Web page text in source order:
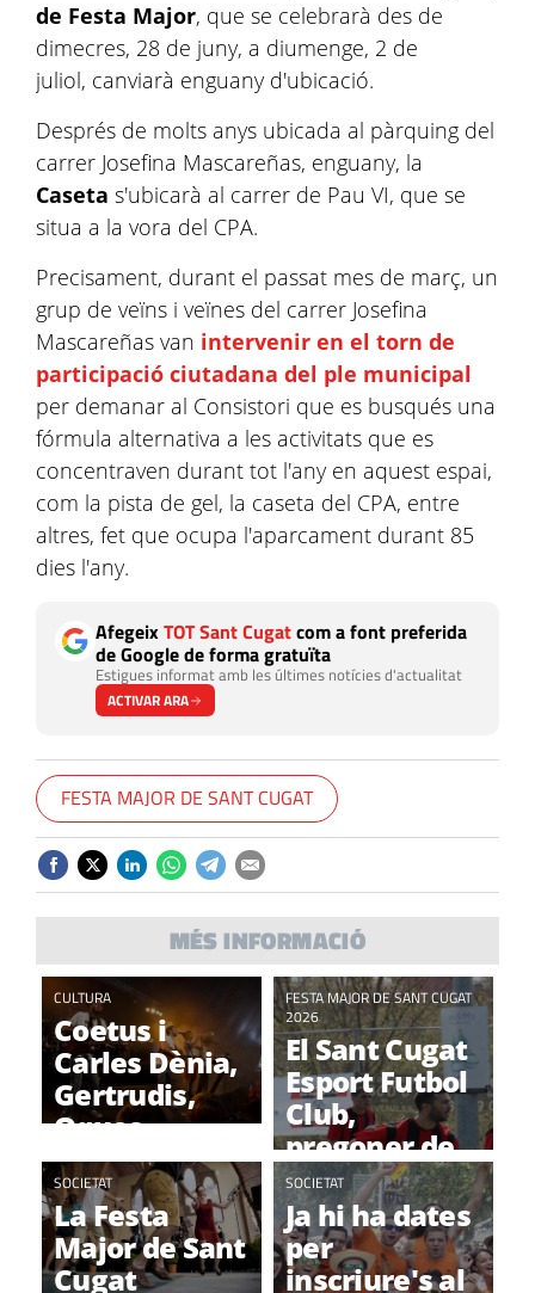
de Festa Major, que se celebrarà des de
dimecres, 28 de juny, a diumenge, 2 de
juliol, canviarà enguany d'ubicació.
Després de molts anys ubicada al pàrquing del
carrer Josefina Mascareñas, enguany, la
Caseta s'ubicarà al carrer de Pau VI, que se
situa a la vora del CPA.
Precisament, durant el passat mes de març, un
grup de veïns i veïnes del carrer Josefina
Mascareñas van intervenir en el torn de
participació ciutadana del ple municipal
per demanar al Consistori que es busqués una
fórmula alternativa a les activitats que es
concentraven durant tot l'any en aquest espai,
com la pista de gel, la caseta del CPA, entre
altres, fet que ocupa l'aparcament durant 85
dies l'any.
AfegeixTOT Sant Cugatcom a font preferida
de Google de forma gratuïta
Estigues informat amb les últimes notícies d'actualitat
ACTIVAR ARA
FESTA MAJOR DE SANT CUGAT
MÉS INFORMACIÓ
CULTURA
Coetus i
Carles Dènia,
Gertrudis,
Oques
Grasses i
Animal, per la
Festa Major
FESTA MAJOR DE SANT CUGAT
2026
El Sant Cugat
Esport Futbol
Club,
pregoner de
la Festa Major
SOCIETAT
La Festa
Major de Sant
Cugat
SOCIETAT
Ja hi ha dates
per
inscriure's al